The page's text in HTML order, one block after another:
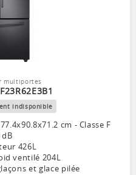
multiportes
indisponible
cm - Classe F
426L
ventilé 204L
et glace pilée